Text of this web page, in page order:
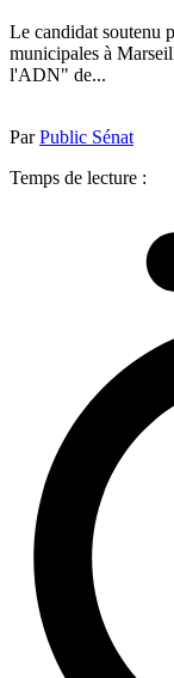
Le candidat soutenu
municipales à
l'ADN" de...
ParPublic Sénat
Temps de lecture :